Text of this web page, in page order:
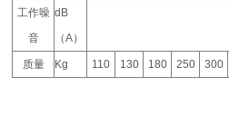
工作噪
音
dB
（A）
质量 Kg 110 130 180 250 300